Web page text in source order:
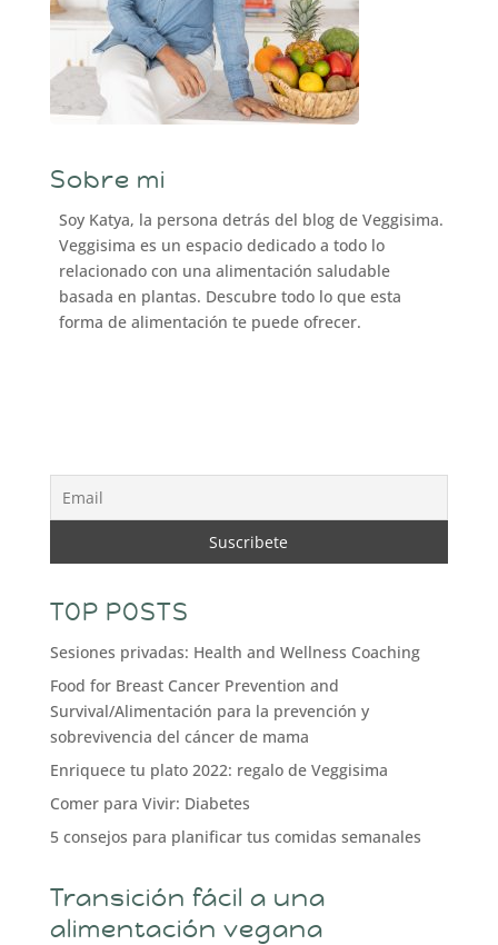
Sobre mi
Soy Katya, la persona detrás del blog de Veggisima.
Veggisima es un espacio dedicado a todo lo
relacionado con una alimentación saludable
basada en plantas. Descubre todo lo que esta
forma de alimentación te puede ofrecer.
TOP POSTS
Sesiones privadas: Health and Wellness Coaching
Food for Breast Cancer Prevention and
Survival/Alimentación para la prevención y
sobrevivencia del cáncer de mama
Enriquece tu plato 2022: regalo de Veggisima
Comer para Vivir: Diabetes
5 consejos para planificar tus comidas semanales
Transición fácil a una
alimentación vegana